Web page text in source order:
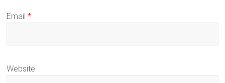
Email*
Website